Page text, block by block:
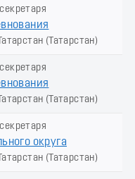
(Татарстан)
(Татарстан)
округа
(Татарстан)